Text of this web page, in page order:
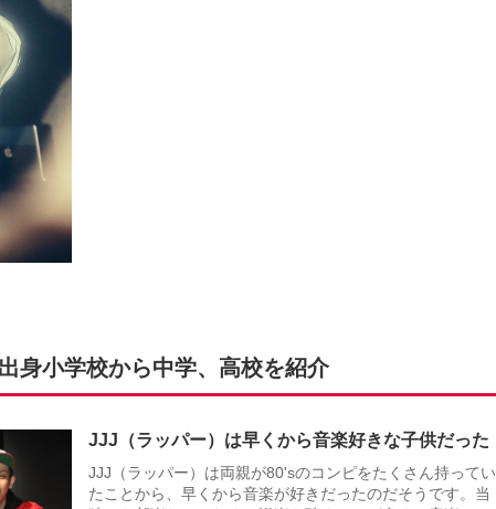
身小学校から中学、高校を紹介
JJJ（ラッパー）は早くから音楽好きな子供だった
JJJ（ラッパー）は両親が80'sのコンピをたくさん持ってい
たことから、早くから音楽が好きだったのだそうです。当